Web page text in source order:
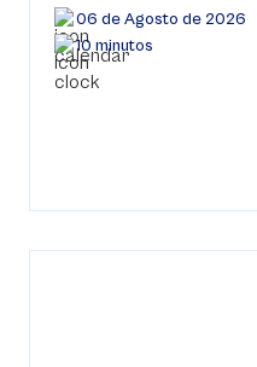
06 de Agosto de 2026
10 minutos